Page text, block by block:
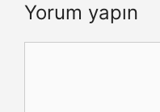
Yorum yapın